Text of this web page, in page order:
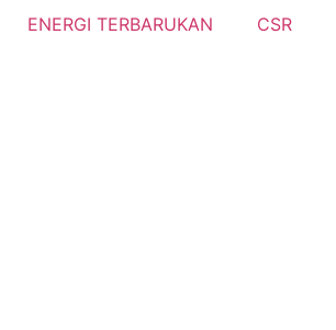
ENERGI TERBARUKAN CSR